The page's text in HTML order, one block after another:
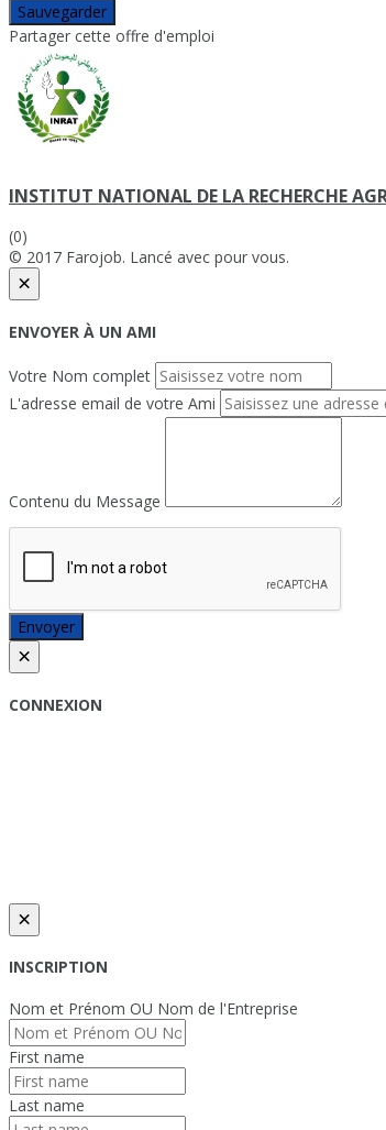
Sauvegarder
Partager cette offre d'emploi
INSTITUT NATIONAL DE LA RECHERCHE
(0)
© 2017 Farojob. Lancé avec pour vous.
×
ENVOYER À UN AMI
Votre Nom complet
L'adresse email de votre Ami
Contenu du Message
Envoyer
×
CONNEXION
×
INSCRIPTION
Nom et Prénom OU Nom de l'Entreprise
First name
Last name